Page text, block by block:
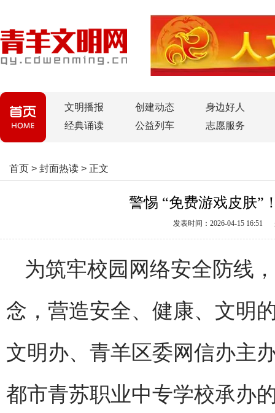
文明播报 创建动态
身边好人
经典诵读
公益列车 志愿服务
首页 > 封面热读 > 正文
警惕 “免费游戏皮肤”
发表时间：2026-04-15 16:51
为筑牢校园网络安全防线
念，营造安全、健康、文明
文明办、青羊区委网信办主
都市青苏职业中专学校承办